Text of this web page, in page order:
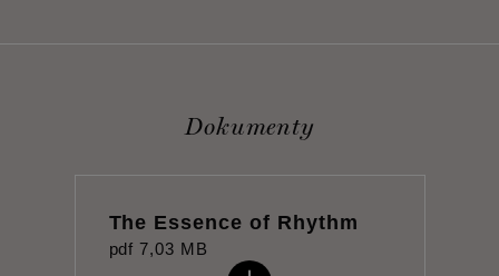
Dokumenty
The Essence of Rhythm
pdf 7,03 MB